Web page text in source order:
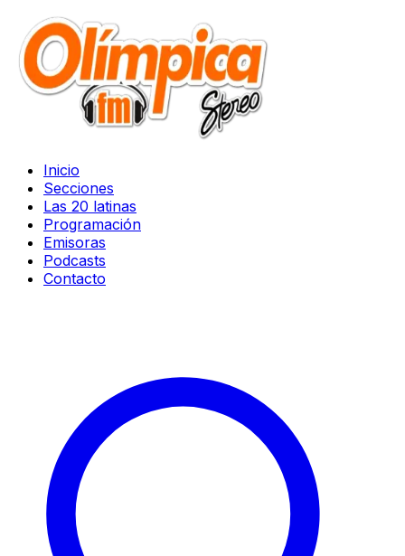
Inicio
Secciones
Las 20 latinas
Programación
Emisoras
Podcasts
Contacto